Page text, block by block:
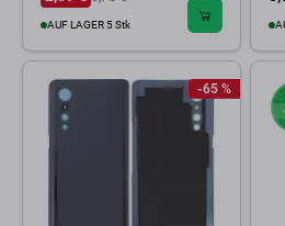
AUF LAGER 5 Stk
-65 %